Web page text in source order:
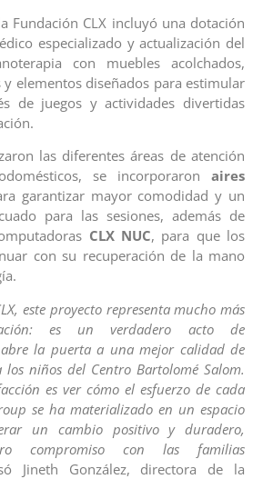
Fundación CLX incluyó una dotación
especializado y actualización del
con muebles acolchados,
y elementos diseñados para estimular
de juegos y actividades divertidas
las diferentes áreas de atención
se incorporaron aires
garantizar mayor comodidad y un
para las sesiones, además de
CLX NUC, para que los
con su recuperación de la mano
este proyecto representa mucho más
es un verdadero acto de
la puerta a una mejor calidad de
niños del Centro Bartolomé Salom.
es ver cómo el esfuerzo de cada
se ha materializado en un espacio
un cambio positivo y duradero,
compromiso con las familias
Jineth González, directora de la